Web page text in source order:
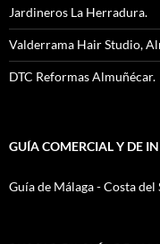
Jardineros La Herradura.
Valderrama Hair Studio,
DTC Reformas Almuñécar.
GUÍA COMERCIAL Y DE
Guía de Málaga - Costa del